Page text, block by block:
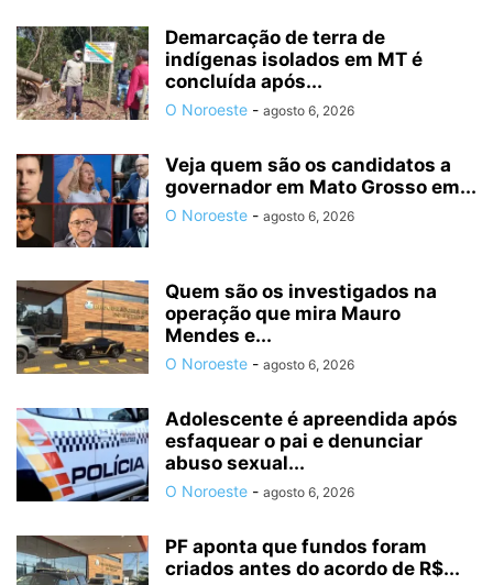
Demarcação de terra de
indígenas isolados em MT é
concluída após...
O Noroeste - agosto 6, 2026
Veja quem são os candidatos a
governador em Mato Grosso em...
O Noroeste - agosto 6, 2026
Quem são os investigados na
operação que mira Mauro
Mendes e...
O Noroeste - agosto 6, 2026
Adolescente é apreendida após
esfaquear o pai e denunciar
abuso sexual...
O Noroeste - agosto 6, 2026
PF aponta que fundos foram
criados antes do acordo de R$...